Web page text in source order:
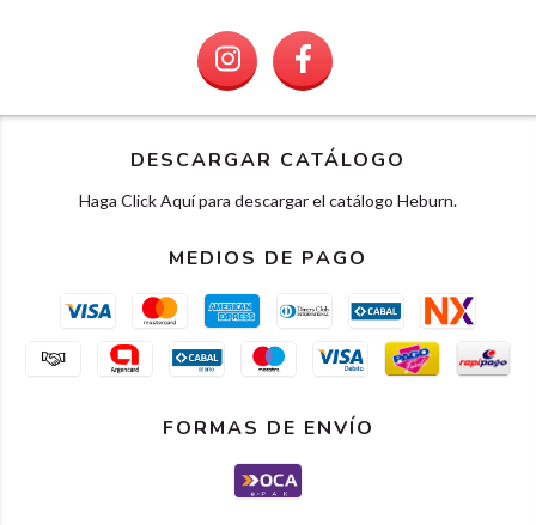
DESCARGAR CATÁLOGO
Haga Click Aquí para descargar el catálogo Heburn.
MEDIOS DE PAGO
FORMAS DE ENVÍO